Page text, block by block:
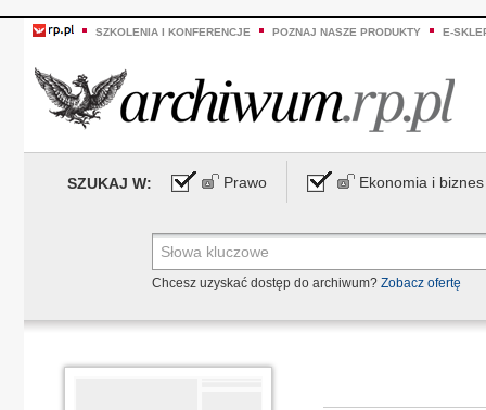
SZKOLENIA I KONFERENCJE POZNAJ NASZE PRODUKTY E-
SZUKAJ W: Prawo Ekonomia i biznes
Chcesz uzyskać dostęp do archiwum? Zobacz ofertę